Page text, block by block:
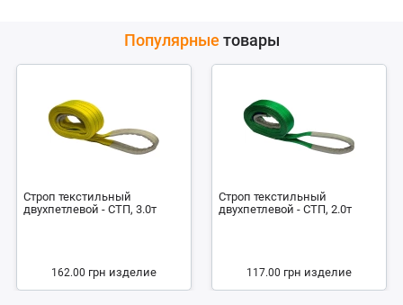
Популярные товары
Строп текстильный
двухпетлевой - СТП, 3.0т
162.00 грн изделие
Строп текстильный
двухпетлевой - СТП, 2.0т
117.00 грн изделие